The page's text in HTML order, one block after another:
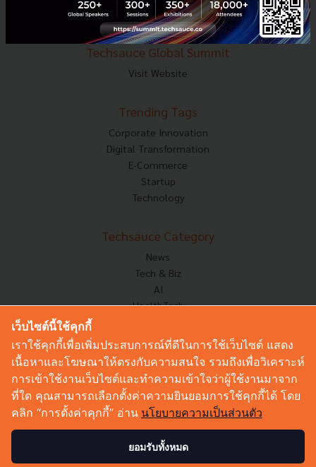
ส่งบทความ
Techsauce Global Summit
Visit Website
Trending Tags
Corporate Innovation
Digital Transformation
E-Commerce
Startup
Technology
Techsauce Category
News
Tech & Biz
AI
HealthTech
Corp Innov
Saucy Thoughts
Sustainable
Videos
Podcast
เว็บไซต์นี้ใช้คุกกี้
เราใช้คุกกี้เพื่อเพิ่มประสบการณ์ที่ดีในการใช้เว็บไซต์ แสดง
เนื้อหาและโฆษณาให้ตรงกับความสนใจ รวมถึงเพื่อวิเคราะห์
การเข้าใช้งานเว็บไซต์และทำความเข้าใจว่าผู้ใช้งานมาจาก
ที่ใด คุณสามารถเลือกตั้งค่าความยินยอมการใช้คุกกี้ได้ โดย
คลิก “การตั้งค่าคุกกี้” อ่าน นโยบายความเป็นส่วนตัว
ยอมรับทั้งหมด